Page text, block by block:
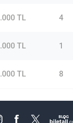
TL 4
TL 1
TL 8